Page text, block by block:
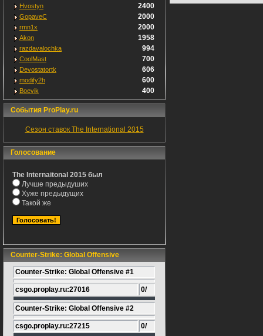
Hvostyn 2400
GopaveC 2000
rmn1x 2000
Akon 1958
razdavalochka 994
CoolMast 700
Devostatortk 606
modify2h 600
Boevik 400
События ProPlay.ru
Сезон ставок The International 2015
Голосование
The Internaitonal 2015 был
Лучше предыдуших
Хуже предыдущих
Такой же
Counter-Strike: Global Offensive
Counter-Strike: Global Offensive #1
csgo.proplay.ru:27016 0/
Counter-Strike: Global Offensive #2
csgo.proplay.ru:27215 0/